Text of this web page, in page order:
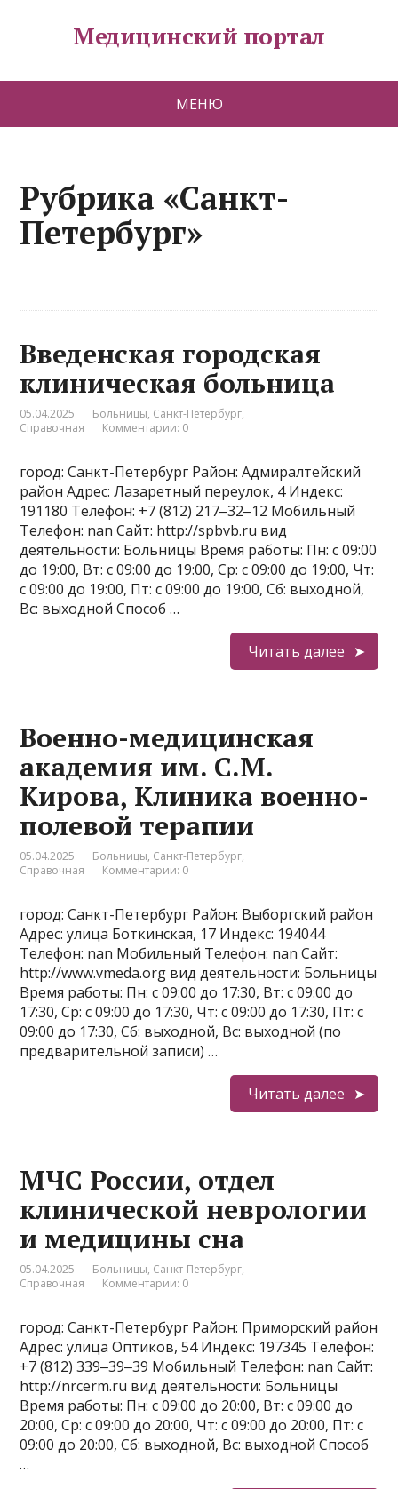
Медицинский портал
МЕНЮ
Рубрика «Санкт-
Петербург»
Введенская городская
клиническая больница
05.04.2025 Больницы, Санкт-Петербург,
Справочная
Комментарии: 0
город: Санкт-Петербург Район: Адмиралтейский
район Адрес: Лазаретный переулок, 4 Индекс:
191180 Телефон: +7 (812) 217‒32‒12 Мобильный
Телефон: nan Сайт: http://spbvb.ru вид
деятельности: Больницы Время работы: Пн: с 09:00
до 19:00, Вт: с 09:00 до 19:00, Ср: с 09:00 до 19:00, Чт:
с 09:00 до 19:00, Пт: с 09:00 до 19:00, Сб: выходной,
Вс: выходной Способ …
Читать далее
Военно-медицинская
академия им. С.М.
Кирова, Клиника военно-
полевой терапии
05.04.2025 Больницы, Санкт-Петербург,
Справочная
Комментарии: 0
город: Санкт-Петербург Район: Выборгский район
Адрес: улица Боткинская, 17 Индекс: 194044
Телефон: nan Мобильный Телефон: nan Сайт:
http://www.vmeda.org вид деятельности: Больницы
Время работы: Пн: с 09:00 до 17:30, Вт: с 09:00 до
17:30, Ср: с 09:00 до 17:30, Чт: с 09:00 до 17:30, Пт: с
09:00 до 17:30, Сб: выходной, Вс: выходной (по
предварительной записи) …
Читать далее
МЧС России, отдел
клинической неврологии
и медицины сна
05.04.2025 Больницы, Санкт-Петербург,
Справочная
Комментарии: 0
город: Санкт-Петербург Район: Приморский район
Адрес: улица Оптиков, 54 Индекс: 197345 Телефон:
+7 (812) 339‒39‒39 Мобильный Телефон: nan Сайт:
http://nrcerm.ru вид деятельности: Больницы
Время работы: Пн: с 09:00 до 20:00, Вт: с 09:00 до
20:00, Ср: с 09:00 до 20:00, Чт: с 09:00 до 20:00, Пт: с
09:00 до 20:00, Сб: выходной, Вс: выходной Способ
…